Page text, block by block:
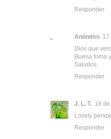
Responder
Anónimo 17
Dios que
Buena toma
Saludos.
Responder
J. L. T. 18
Lovely
Responder